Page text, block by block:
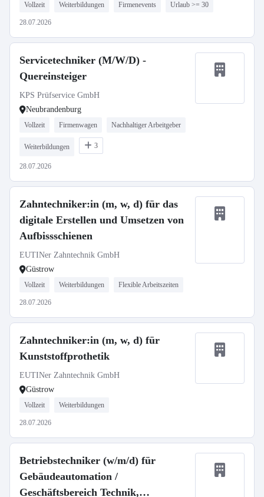
Vollzeit Weiterbildungen Firmenevents Urlaub >= 30
28.07.2026
Servicetechniker (M/W/D) -
Quereinsteiger
KPS Prüfservice GmbH
Neubrandenburg
Vollzeit Firmenwagen Nachhaltiger Arbeitgeber
Weiterbildungen 3
28.07.2026
Zahntechniker:in (m, w, d) für das
digitale Erstellen und Umsetzen von
Aufbissschienen
EUTINer Zahntechnik GmbH
Güstrow
Vollzeit Weiterbildungen Flexible Arbeitszeiten
28.07.2026
Zahntechniker:in (m, w, d) für
Kunststoffprothetik
EUTINer Zahntechnik GmbH
Güstrow
Vollzeit Weiterbildungen
28.07.2026
Betriebstechniker (w/m/d) für
Gebäudeautomation /
Geschäftsbereich Technik,